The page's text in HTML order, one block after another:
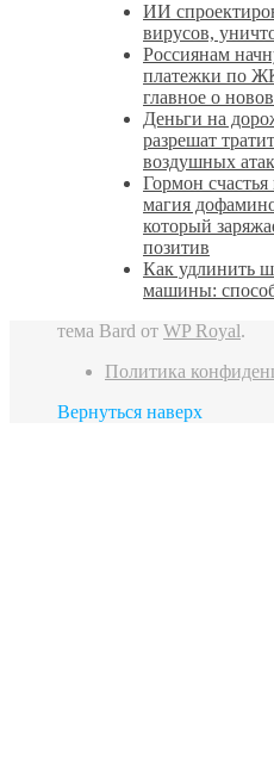
ИИ
вирусов,
Россиянам
платежки по
главное о
Деньги на
разрешат
воздушных атак
Гормон
магия
который
позитив
Как удлинить
машины:
тема Bard от WP Royal.
Политика
Вернуться наверх